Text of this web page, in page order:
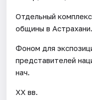
Отдельный
общины в Астрахани.
Фоном для
представителей
нач.
XX вв.